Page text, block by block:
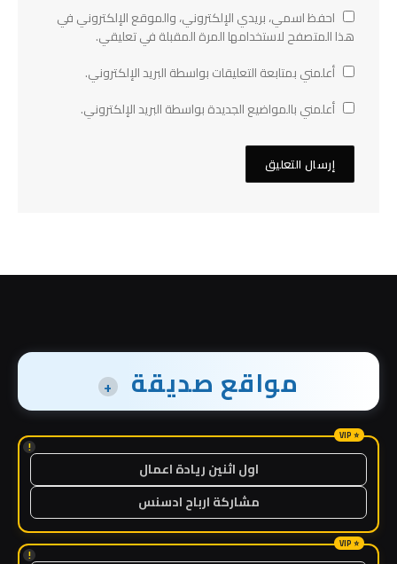
احفظ اسمي، بريدي الإلكتروني، والموقع الإلكتروني في
هذا المتصفح لاستخدامها المرة المقبلة في تعليقي.
أعلمني بمتابعة التعليقات بواسطة البريد الإلكتروني.
أعلمني بالمواضيع الجديدة بواسطة البريد الإلكتروني.
مواقع صديقة +
!
اول اثنين ريادة اعمال
مشاركة ارباح ادسنس
!